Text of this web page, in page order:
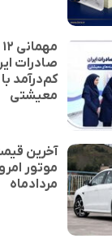
صادرات
کم‌درآمد
معیشتی
آخرین
مردادماه